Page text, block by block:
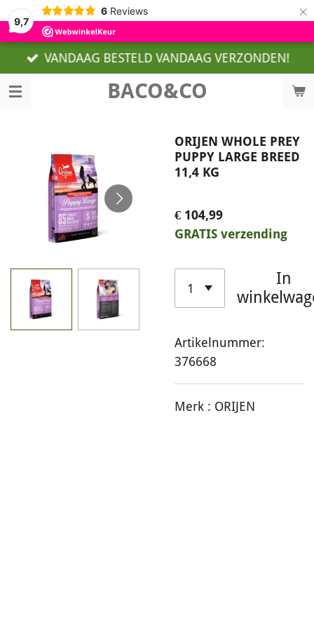
9,7
6 Reviews ×
BACO&CO
VANDAAG BESTELD VANDAAG VERZONDEN!
ORIJEN WHOLE PREY
PUPPY LARGE BREED
11,4 KG
€ 104,99
GRATIS verzending
In
Artikelnummer:
376668
Merk : ORIJEN